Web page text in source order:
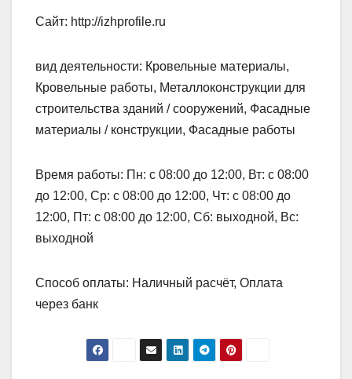
Сайт: http://izhprofile.ru
вид деятельности: Кровельные материалы,
Кровельные работы, Металлоконструкции для
строительства зданий / сооружений, Фасадные
материалы / конструкции, Фасадные работы
Время работы: Пн: с 08:00 до 12:00, Вт: с 08:00
до 12:00, Ср: с 08:00 до 12:00, Чт: с 08:00 до
12:00, Пт: с 08:00 до 12:00, Сб: выходной, Вс:
выходной
Способ оплаты: Наличный расчёт, Оплата
через банк